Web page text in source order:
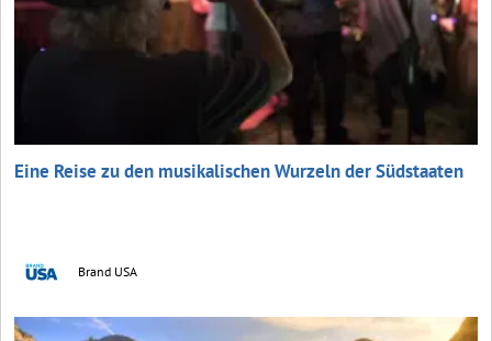
Eine Reise zu den musikalischen Wurzeln der Südstaaten
Brand USA